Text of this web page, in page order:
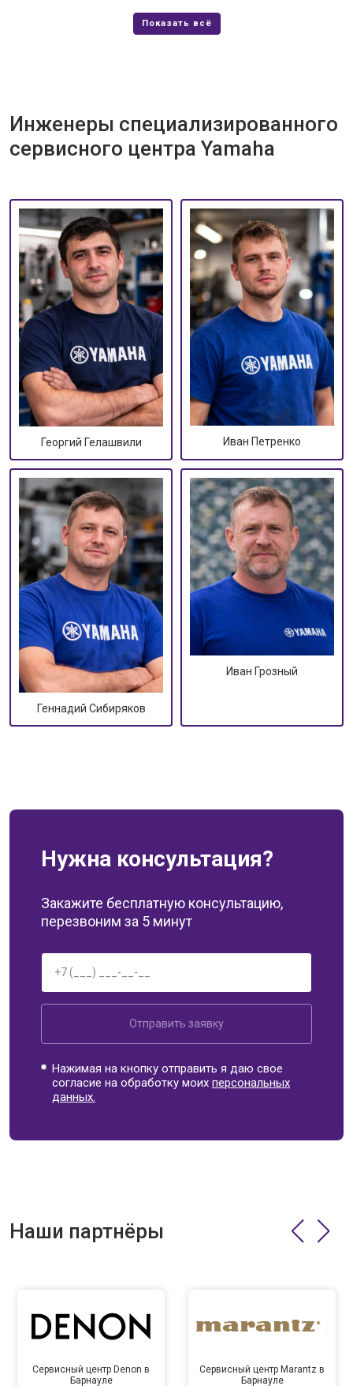
Инженеры специализированного
сервисного центра Yamaha
Георгий Гелашвили Иван Петренко
Геннадий Сибиряков
Иван Грозный
Нужна консультация?
Закажите бесплатную консультацию,
перезвоним за 5 минут
Отправить заявку
Нажимая на кнопку отправить я даю свое
согласие на обработку моихперсональных
данных.
Наши партнёры
Сервисный центр Denon в
Барнауле
Сервисный центр Marantz в
Барнауле